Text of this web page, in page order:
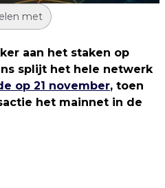
met
aan het staken op
splijt het hele netwerk
op 21 november, toen
het mainnet in de